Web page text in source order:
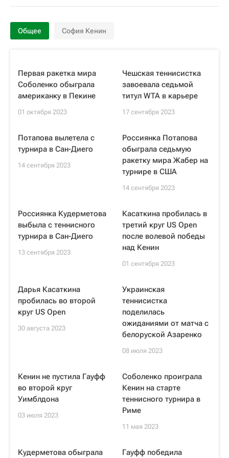
Общее София Кенин
Первая ракетка мира
Соболенко обыграла
американку в Пекине
01 октября 2023
Чешская теннисистка
завоевала седьмой
титул WTA в карьере
17 сентября 2023
Потапова вылетела с
турнира в Сан-Диего
14 сентября 2023
Россиянка Потапова
обыграла седьмую
ракетку мира Жабер на
турнире в США
14 сентября 2023
Россиянка Кудерметова
выбыла с теннисного
турнира в Сан-Диего
13 сентября 2023
Касаткина пробилась в
третий круг US Open
после волевой победы
над Кенин
01 сентября 2023
Дарья Касаткина
пробилась во второй
круг US Open
30 августа 2023
Украинская
теннисистка
поделилась
ожиданиями от матча с
белоруской Азаренко
08 июля 2023
Кенин не пустила Гауфф
во второй круг
Уимблдона
03 июля 2023
Соболенко проиграла
Кенин на старте
теннисного турнира в
Риме
11 мая 2023
Кудерметова обыграла
Гауфф победила